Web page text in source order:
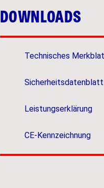
DOWNLOADS
Technisches
Sicherheitsdatenblatt
Leistungserklärung
CE-Kennzeichnung